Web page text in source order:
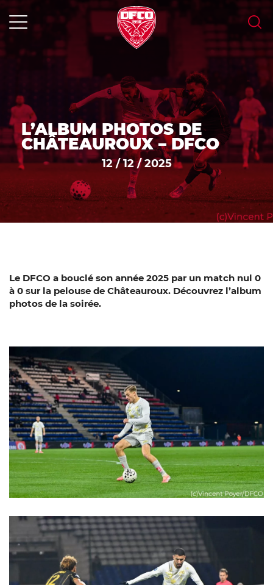
content
L’ALBUM PHOTOS DE
CHÂTEAUROUX – DFCO
12 / 12 / 2025
Le DFCO a bouclé son année 2025 par un match nul 0
à 0 sur la pelouse de Châteauroux. Découvrez l’album
photos de la soirée.